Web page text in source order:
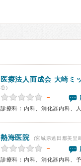
医療法人而成会 大崎ミ
谷)
－
熱海医院 (宮城県遠田郡美里
－
診療科：内科、消化器内科、